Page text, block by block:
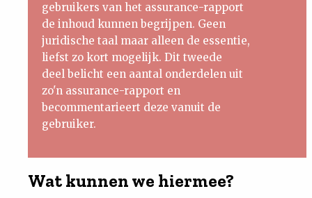
gebruikers van het assurance-rapport
de inhoud kunnen begrijpen. Geen
juridische taal maar alleen de essentie,
liefst zo kort mogelijk. Dit tweede
deel belicht een aantal onderdelen uit
zo'n assurance-rapport en
becommentarieert deze vanuit de
gebruiker.
Wat kunnen we hiermee?